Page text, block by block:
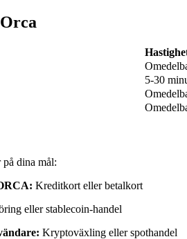
5-30
på dina mål:
Kreditkort eller betalkort
eller stablecoin-handel
Kryptoväxling eller spothandel